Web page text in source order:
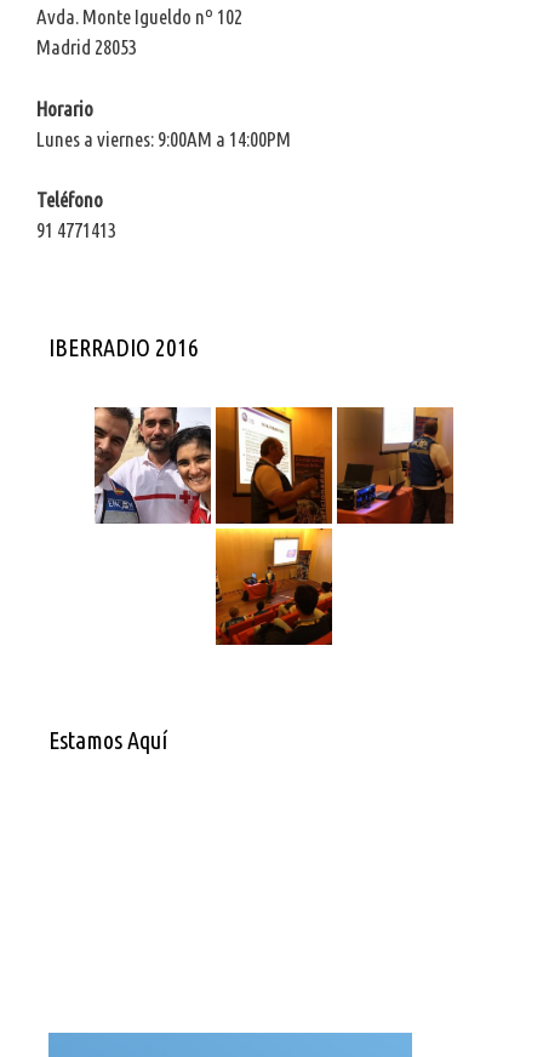
Avda. Monte Igueldo nº 102
Madrid 28053
Horario
Lunes a viernes: 9:00AM a 14:00PM
Teléfono
91 4771413
IBERRADIO 2016
Estamos Aquí